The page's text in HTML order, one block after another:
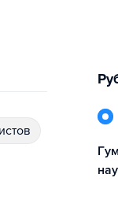
гуманитарные и социальные